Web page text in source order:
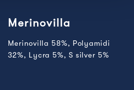
Merinovilla
Merinovilla 58%, Polyamidi
32%, Lycra 5%, S silver 5%